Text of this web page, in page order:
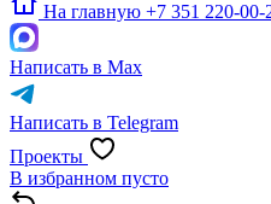
На главную +7 351 220-00-
Написать в Max
Написать в Telegram
Проекты
В избранном пусто